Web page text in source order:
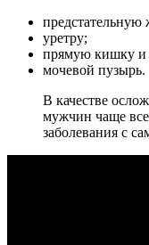
предстательную
уретру;
прямую кишку и
мочевой пузырь.
В качестве
мужчин чаще
заболевания с